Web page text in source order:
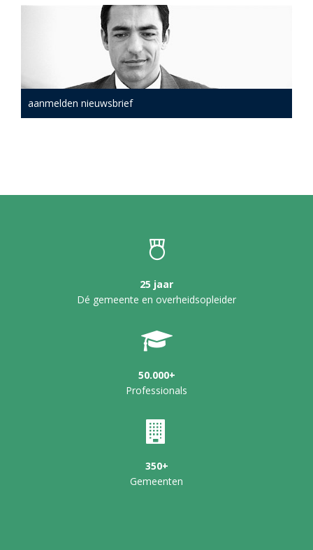
aanmelden nieuwsbrief
25 jaar
Dé gemeente en overheidsopleider
50.000+
Professionals
350+
Gemeenten